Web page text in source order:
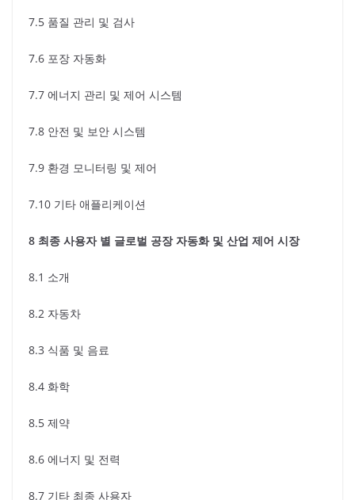
7.5 품질 관리 및 검사
7.6 포장 자동화
7.7 에너지 관리 및 제어 시스템
7.8 안전 및 보안 시스템
7.9 환경 모니터링 및 제어
7.10 기타 애플리케이션
8 최종 사용자 별 글로벌 공장 자동화 및 산업 제어 시장
8.1 소개
8.2 자동차
8.3 식품 및 음료
8.4 화학
8.5 제약
8.6 에너지 및 전력
8.7 기타 최종 사용자